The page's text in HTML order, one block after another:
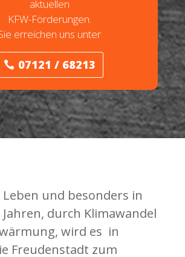
aktuellen
KFW-Förderungen.
erreichen uns unter
07121 / 68213
Leben und besonders in
durch Klimawandel
wird es in
Freudenstadt zum